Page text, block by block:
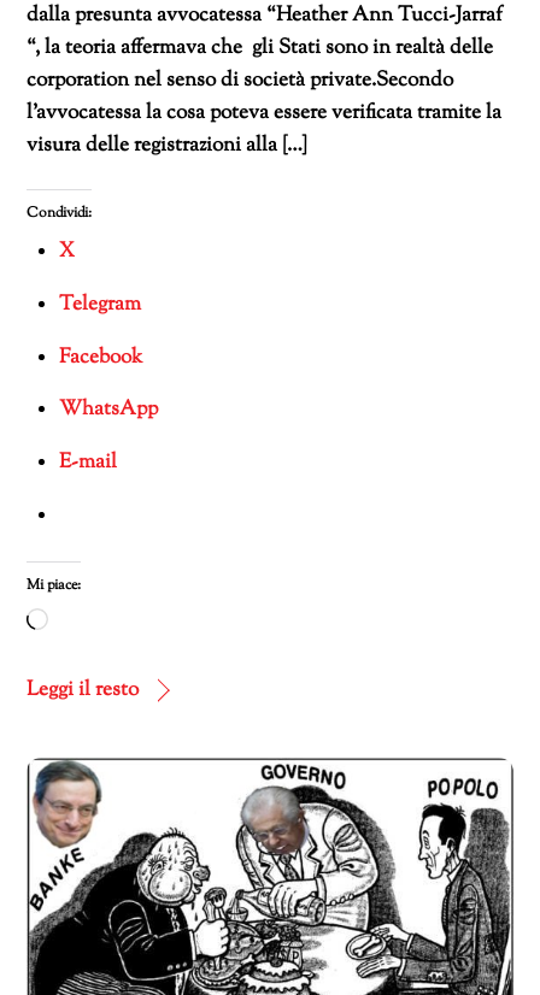
dalla presunta avvocatessa “Heather Ann Tucci-Jarraf
“, la teoria affermava che gli Stati sono in realtà delle
corporation nel senso di società private.Secondo
l’avvocatessa la cosa poteva essere verificata tramite la
visura delle registrazioni alla […]
Condividi:
X
Telegram
Facebook
WhatsApp
E-mail
Mi piace:
Caricamento
corso…
Leggi il resto